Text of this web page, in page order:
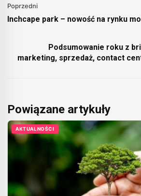
Poprzedni
Inchcape park – nowość na rynku
Podsumowanie roku z
marketing, sprzedaż, contact
Powiązane artykuły
AKTUALNOŚCI